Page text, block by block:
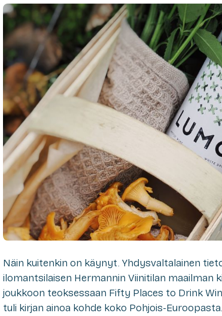
Näin kuitenkin on käynyt. Yhdysvaltalainen
ilomantsilaisen Hermannin Viinitilan maailman
joukkoon teoksessaan Fifty Places to Drink
tuli kirjan ainoa kohde koko Pohjois-